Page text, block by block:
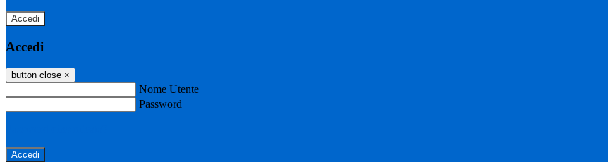
Accedi
Accedi
button close ×
Nome Utente
Password